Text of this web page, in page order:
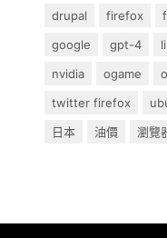
drupal
firefox
google
gpt-4
nvidia
ogame
twitter firefox
日本
油價 瀏覽